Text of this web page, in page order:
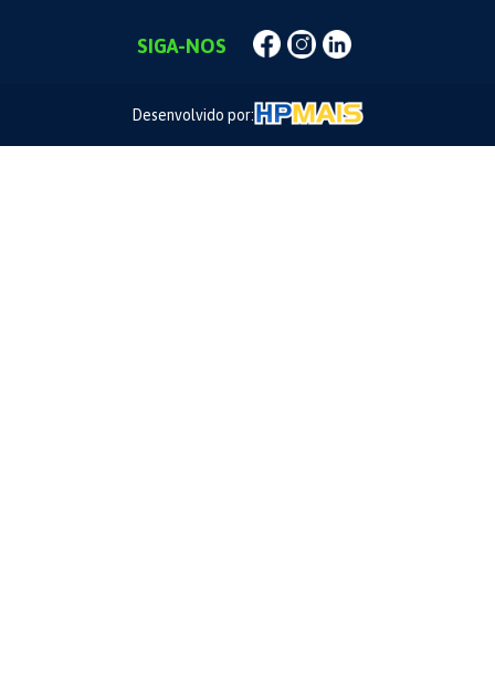
SIGA-NOS
Desenvolvido por: